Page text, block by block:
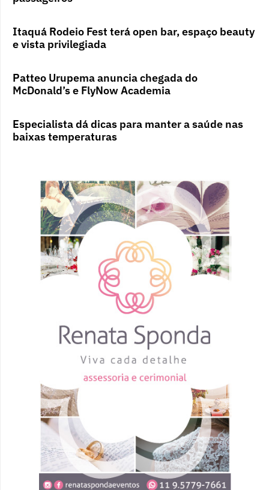
Itaquá Rodeio Fest terá open bar, espaço beauty
e vista privilegiada
Patteo Urupema anuncia chegada do
McDonald’s e FlyNow Academia
Especialista dá dicas para manter a saúde nas
baixas temperaturas